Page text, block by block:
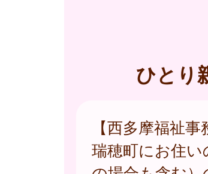
ひとり
【西多摩福祉事
瑞穂町にお住